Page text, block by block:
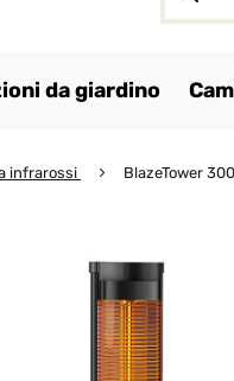
da giardino
infrarossi BlazeTower